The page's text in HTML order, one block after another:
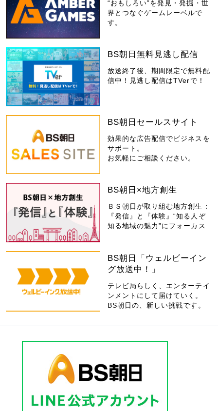
“おもしろい”を発見・発掘・世
界とつなぐゲームレーベルで
す。
BS朝日無料見逃し配信
放送終了後、期間限定で無料配
信中！見逃し配信はTVerで！
BS朝日セールスサイト
効果的な広告配信でビジネスを
サポート。
お気軽にご相談ください。
BS朝日×地方創生
ＢＳ朝日が取り組む地方創生：
『発信』と『体験』“知る人ぞ
知る地域の魅力”にフォーカス
BS朝日「ウェルビーイン
グ放送中！」
テレビ局らしく、エンターテイ
ンメントにして届けていく。
BS朝日の、新しい挑戦です。